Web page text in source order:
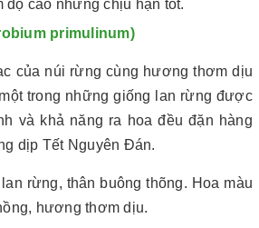
độ cao nhưng chịu hạn tốt.
primulinum)
của núi rừng cùng hương thơm dịu
trong những giống lan rừng được
và khả năng ra hoa đều đặn hàng
dịp Tết Nguyên Đán.
rừng, thân buông thõng. Hoa màu
hương thơm dịu.